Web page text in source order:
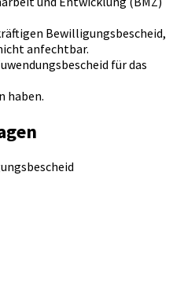
Bewilligungsbescheid,
anfechtbar.
für das
haben.